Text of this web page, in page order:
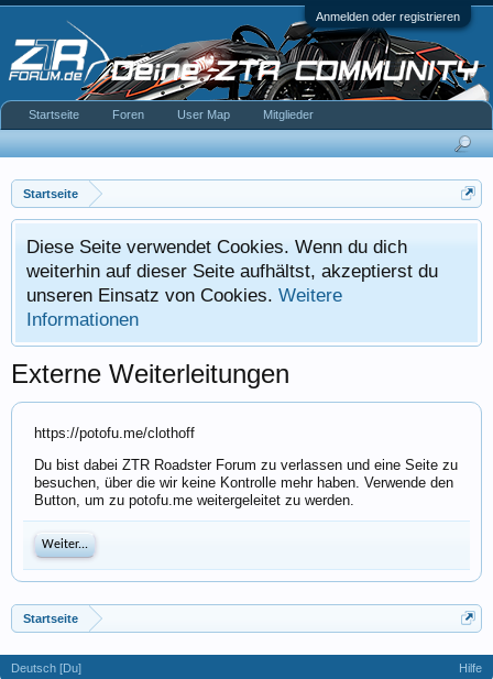
Anmelden oder registrieren
Startseite
Diese Seite verwendet Cookies. Wenn du dich
weiterhin auf dieser Seite aufhältst, akzeptierst du
unseren Einsatz von Cookies. Weitere
Informationen
Externe Weiterleitungen
https://potofu.me/clothoff
Du bist dabei ZTR Roadster Forum zu verlassen und eine Seite zu
besuchen, über die wir keine Kontrolle mehr haben. Verwende den
Button, um zu potofu.me weitergeleitet zu werden.
Weiter...
Startseite
Startseite Foren User Map Mitglieder
Deutsch [Du]
Hilfe